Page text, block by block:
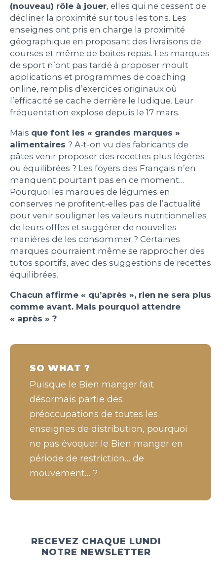
RECEVEZ CHAQUE LUNDI
NOTRE NEWSLETTER
(nouveau) rôle à jouer, elles qui ne cessent de
décliner la proximité sur tous les tons. Les
enseignes ont pris en charge la proximité
géographique en proposant des livraisons de
courses et même de boites repas. Les marques
de sport n’ont pas tardé à proposer moult
applications et programmes de coaching
online, remplis d’exercices originaux où
l’efficacité se cache derrière le ludique. Leur
fréquentation explose depuis le 17 mars.
Mais que font les « grandes marques »
alimentaires ? A-t-on vu des fabricants de
pâtes venir proposer des recettes plus légères
ou équilibrées ? Les foyers des Français n’en
manquent pourtant pas en ce moment…
Pourquoi les marques de légumes en
conserves ne profitent-elles pas de l’actualité
pour venir souligner les valeurs nutritionnelles
de leurs offfes et suggérer de nouvelles
manières de les consommer ? Certaines
marques pourraient même se rapprocher des
tutos sportifs, avec des suggestions de recettes
équilibrées.
Chacun affirme « qu’après », rien ne sera plus
comme avant. Mais pourquoi attendre
« après » ?
SO WHAT ?
Puisque le Bien manger fait
désormais partie des
préoccupations de toutes les
enseignes de distribution, pourquoi
ne pas évoquer le Bien manger en
période de restriction… de
mouvement… ?